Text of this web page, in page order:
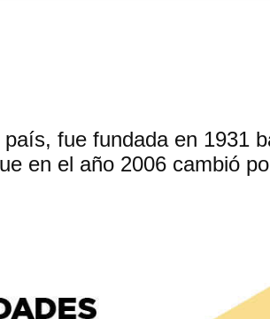
fue fundada en 1931
en el año 2006 cambió